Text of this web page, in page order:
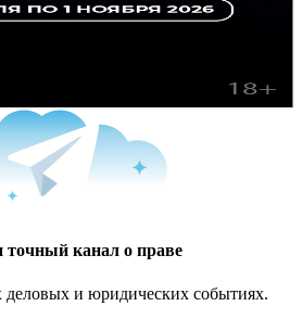
канал о праве
деловых и юридических событиях.